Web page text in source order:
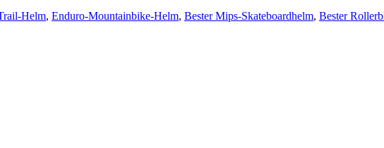
Helm, Enduro-Mountainbike-Helm, Bester Mips-Skateboardhelm, Bester